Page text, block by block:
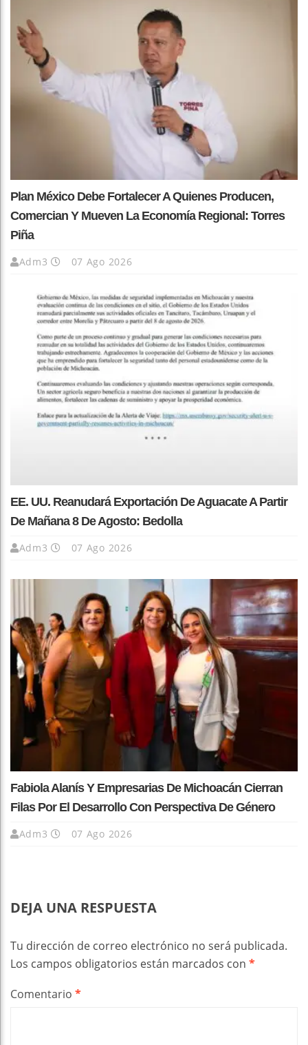
Plan México Debe Fortalecer A Quienes Producen,
Comercian Y Mueven La Economía Regional: Torres
Piña
Adm3 07 Ago 2026
EE. UU. Reanudará Exportación De Aguacate A Partir
De Mañana 8 De Agosto: Bedolla
Adm3 07 Ago 2026
Fabiola Alanís Y Empresarias De Michoacán Cierran
Filas Por El Desarrollo Con Perspectiva De Género
Adm3 07 Ago 2026
DEJA UNA RESPUESTA
Tu dirección de correo electrónico no será publicada.
Los campos obligatorios están marcados con *
Comentario *